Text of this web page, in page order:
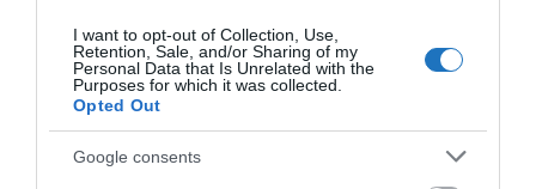
I want to opt-out of Collection, Use,
Retention, Sale, and/or Sharing of my
Personal Data that Is Unrelated with the
Purposes for which it was collected.
Opted Out
Google consents
TOVÁBBI CIKKEK